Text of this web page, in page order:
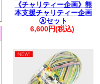
▼価
《チャリティー企画》熊
本支援チャリティー企画
Ⓐセット
6,600円(税込)